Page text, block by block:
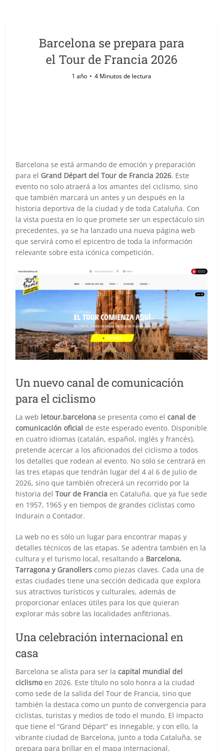
Barcelona se prepara para
el Tour de Francia 2026
1 año 4 Minutos de lectura
Barcelona se está armando de emoción y preparación
para el Grand Départ del Tour de Francia 2026. Este
evento no solo atraerá a los amantes del ciclismo, sino
que también marcará un antes y un después en la
historia deportiva de la ciudad y de toda Cataluña. Con
la vista puesta en lo que promete ser un espectáculo sin
precedentes, ya se ha lanzado una nueva página web
que servirá como el epicentro de toda la información
relevante sobre esta icónica competición.
Un nuevo canal de comunicación
para el ciclismo
La web letour.barcelona se presenta como elcanal de
comunicación oficial de este esperado evento. Disponible
en cuatro idiomas (catalán, español, inglés y francés),
pretende acercar a los aficionados del ciclismo a todos
los detalles que rodean al evento. No solo se centrará en
las tres etapas que tendrán lugar del 4 al 6 de julio de
2026, sino que también ofrecerá un recorrido por la
historia delTour de Francia en Cataluña, que ya fue sede
en 1957, 1965 y en tiempos de grandes ciclistas como
Indurain o Contador.
La web no es sólo un lugar para encontrar mapas y
detalles técnicos de las etapas. Se adentra también en la
cultura y el turismo local, resaltando a Barcelona,
Tarragona y Granollers como piezas claves. Cada una de
estas ciudades tiene una sección dedicada que explora
sus atractivos turísticos y culturales, además de
proporcionar enlaces útiles para los que quieran
explorar más sobre las localidades anfitrionas.
Una celebración internacional en
casa
Barcelona se alista para ser lacapital mundial del
ciclismoen 2026. Este título no solo honra a la ciudad
como sede de la salida del Tour de Francia, sino que
también la destaca como un punto de convergencia para
ciclistas, turistas y medios de todo el mundo. El impacto
que tiene el “Grand Départ” es innegable, y con ello, la
vibrante ciudad de Barcelona, junto a toda Cataluña, se
prepara para brillar en el mapa internacional.